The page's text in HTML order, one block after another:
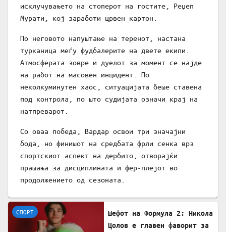
исклучувањето на стоперот на гостите, Реџеп
Мурати, кој заработи црвен картон.
По неговото напуштање на теренот, настана
турканица меѓу фудбалерите на двете екипи.
Атмосферата зовре и дуелот за момент се најде
на работ на масовен инцидент. По
неколкуминутен хаос, ситуацијата беше ставена
под контрола, по што судијата означи крај на
натпреварот.
Со оваа победа, Вардар освои три значајни
бода, но финишот на средбата фрли сенка врз
спортскиот аспект на дербито, отворајќи
прашања за дисциплината и фер-плејот во
продолжението од сезоната.
СПОРТ
Шефот на Формула 2: Никола
Цолов е главен фаворит за